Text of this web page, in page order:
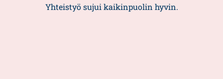
Yhteistyö sujui kaikinpuolin hyvin.